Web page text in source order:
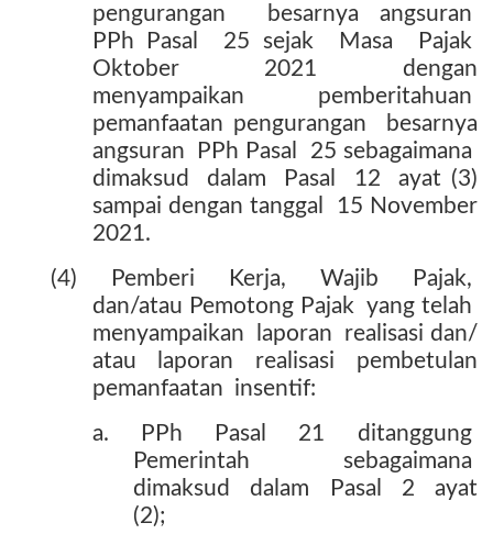
pengurangan
besarnya angsuran
PPh Pasal
25 sejak Masa
Pajak
Oktober
2021
dengan
menyampaikan
pemberitahuan
pemanfaatan pengurangan
besarnya
angsuran
PPh Pasal
25 sebagaimana
dimaksud
dalam Pasal 12
ayat (3)
sampai dengan tanggal
15 November
2021.
(4)
Pemberi Kerja, Wajib
Pajak,
dan/atau Pemotong Pajak yang telah
menyampaikan
laporan
realisasi dan/
atau
laporan realisasi
pembetulan
pemanfaatan insentif:
a.
PPh Pasal 21
ditanggung
Pemerintah sebagaimana
dimaksud
dalam Pasal 2
ayat
(2);